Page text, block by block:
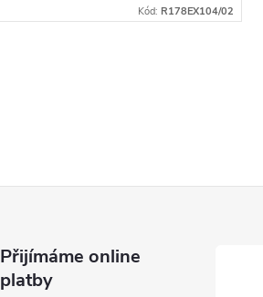
Kód: R178EX104/02
Přijímáme online
platby